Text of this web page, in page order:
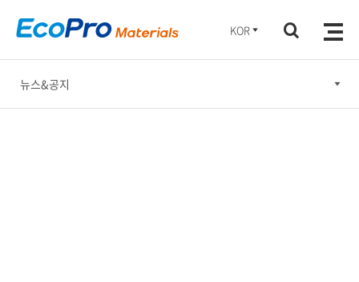
KOR
뉴스&공지